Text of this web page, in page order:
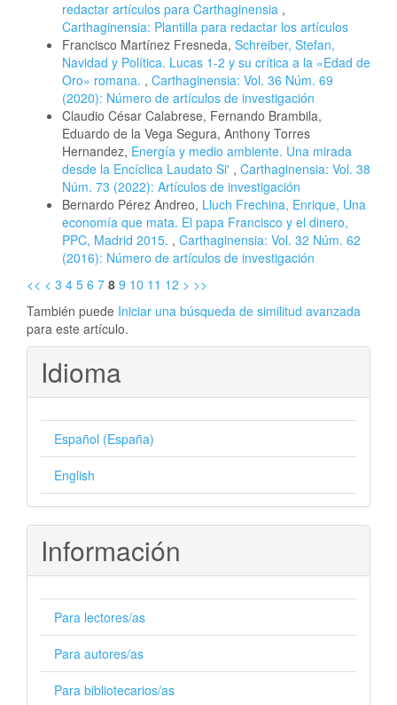
redactar artículos para Carthaginensia ,
Carthaginensia: Plantilla para redactar los artículos
Francisco Martínez Fresneda, Schreiber, Stefan,
Navidad y Política. Lucas 1-2 y su crítica a la «Edad de
Oro» romana. , Carthaginensia: Vol. 36 Núm. 69
(2020): Número de artículos de investigación
Claudio César Calabrese, Fernando Brambila,
Eduardo de la Vega Segura, Anthony Torres
Hernandez, Energía y medio ambiente. Una mirada
desde la Encíclica Laudato Si' , Carthaginensia: Vol. 38
Núm. 73 (2022): Artículos de investigación
Bernardo Pérez Andreo, Lluch Frechina, Enrique, Una
economía que mata. El papa Francisco y el dinero,
PPC, Madrid 2015. , Carthaginensia: Vol. 32 Núm. 62
(2016): Número de artículos de investigación
<< < 3 4 5 6 7 8 9 10 11 12 > >>
También puede Iniciar una búsqueda de similitud avanzada
para este artículo.
Idioma
Español (España)
English
Información
Para lectores/as
Para autores/as
Para bibliotecarios/as